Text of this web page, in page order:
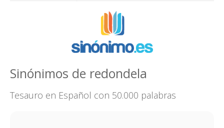
Sinónimos de redondela
Tesauro en Español con 50.000 palabras